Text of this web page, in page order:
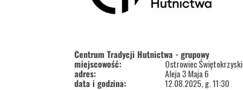
Centrum Tradycji Hutnictwa - grupowy
miejscowość: Ostrowiec Świętokrzyski
adres: Aleja 3 Maja 6
data i godzina: 12.08.2025, g. 11:30